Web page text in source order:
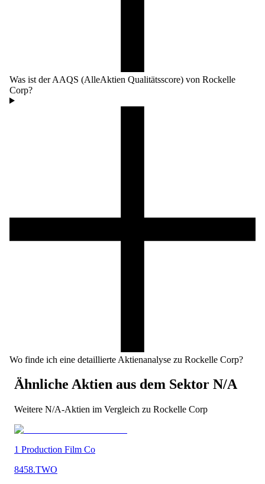
Was ist der AAQS (AlleAktien Qualitätsscore) von Rockelle
Corp?
Wo finde ich eine detaillierte Aktienanalyse zu Rockelle Corp?
Ähnliche Aktien aus dem Sektor N/A
Weitere N/A-Aktien im Vergleich zu Rockelle Corp
1 Production Film Co
8458.TWO